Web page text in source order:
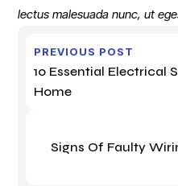
lectus malesuada nunc, ut
PREVIOUS POST
10 Essential Electrical
Home
Signs Of Faulty